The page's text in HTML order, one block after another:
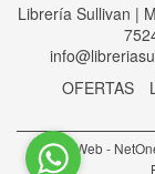
Librería Sullivan |
OFERTAS
Diseño Web -